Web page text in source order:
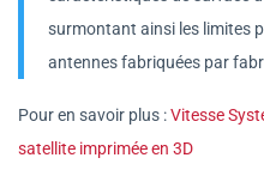
surmontant ainsi les limites
antennes fabriquées par
Pour en savoir plus :Vitesse
satellite imprimée en 3D